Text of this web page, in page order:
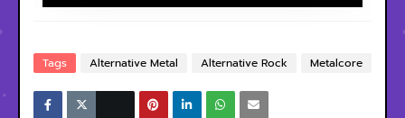
Tags Alternative Metal Alternative Rock Metalcore